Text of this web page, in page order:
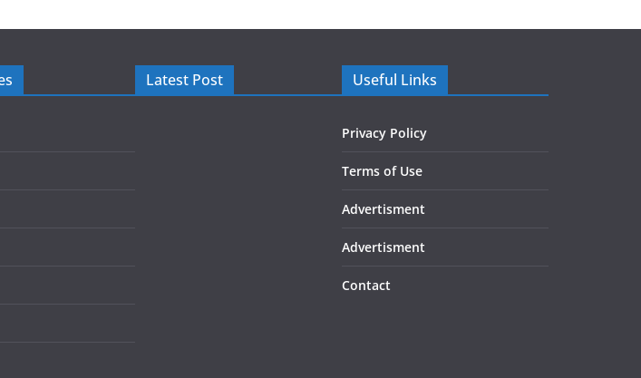
Latest Post Useful Links
Privacy Policy
Terms of Use
Advertisment
Advertisment
Contact